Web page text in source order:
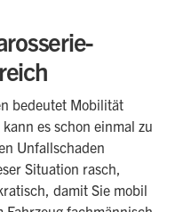
bedeutet Mobilität
es schon einmal zu
Unfallschaden
Situation rasch,
damit Sie mobil